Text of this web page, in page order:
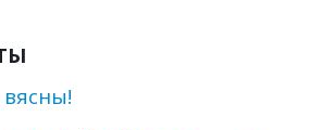
Алексей Петкевич